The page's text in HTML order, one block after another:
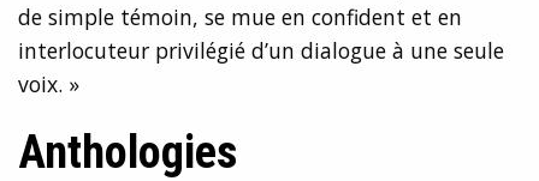
de simple témoin, se mue en confident et en
interlocuteur privilégié d’un dialogue à une seule
voix. »
Anthologies